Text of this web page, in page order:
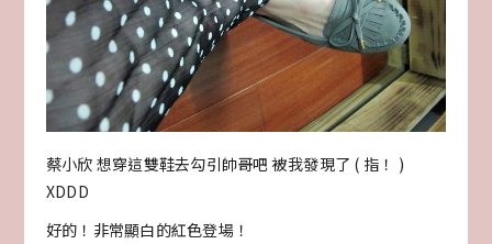
蔡小欣 想穿這雙鞋去勾引帥哥吧 被我發現了 ( 指！ )
XDDD
好的！非常顯白的紅色登場！